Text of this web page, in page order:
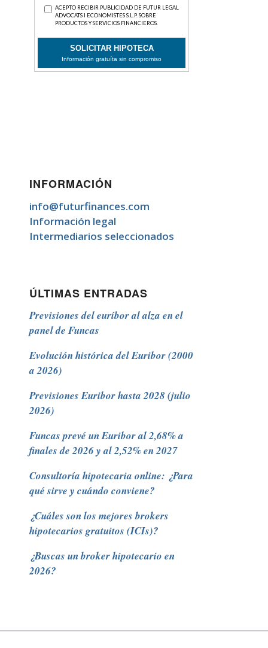
INFORMACIÓN
info@futurfinances.com
Información legal
Intermediarios seleccionados
ÚLTIMAS ENTRADAS
Previsiones del euríbor al alza en el
panel de Funcas
Evolución histórica del Euribor (2000
a 2026)
Previsiones Euribor hasta 2028 (julio
2026)
Funcas prevé un Euribor al 2,68% a
finales de 2026 y al 2,52% en 2027
Consultoría hipotecaria online: ¿Para
qué sirve y cuándo conviene?
¿Cuáles son los mejores brokers
hipotecarios gratuitos (ICIs)?
¿Buscas un broker hipotecario en
2026?